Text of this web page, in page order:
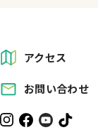
アクセス
お問い合わせ